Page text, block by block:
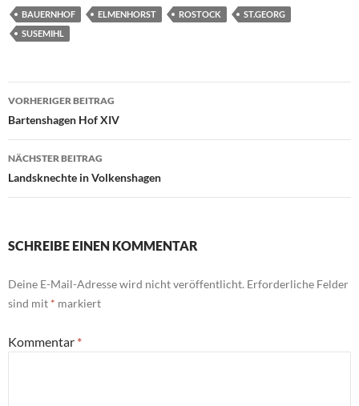
BAUERNHOF ELMENHORST ROSTOCK
ST.GEORG
SUSEMIHL
Beitragsnavigation
VORHERIGER BEITRAG
Bartenshagen Hof XIV
NÄCHSTER BEITRAG
Landsknechte in Volkenshagen
SCHREIBE EINEN KOMMENTAR
Deine E-Mail-Adresse wird nicht veröffentlicht. Erforderliche Felder
sind mit * markiert
Kommentar *